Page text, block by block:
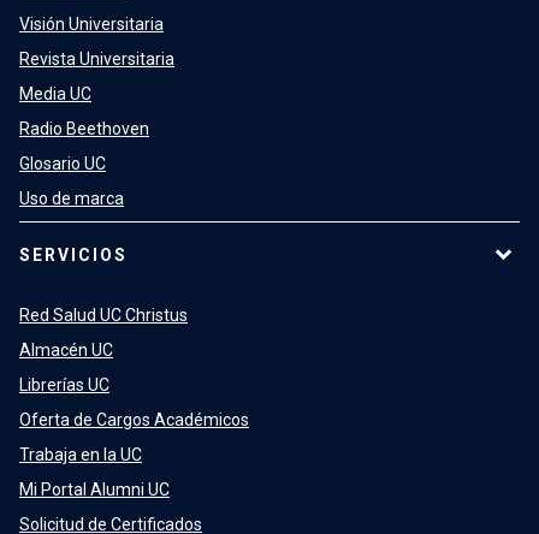
Visión Universitaria
Revista Universitaria
Media UC
Radio Beethoven
Glosario UC
Uso de marca
SERVICIOS
Red Salud UC Christus
Almacén UC
Librerías UC
Oferta de Cargos Académicos
Trabaja en la UC
Mi Portal Alumni UC
Solicitud de Certificados